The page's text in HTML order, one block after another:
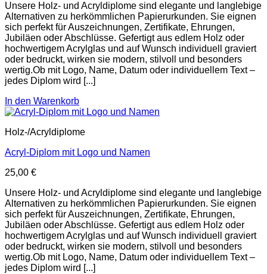
Unsere Holz- und Acryldiplome sind elegante und langlebige
Alternativen zu herkömmlichen Papierurkunden. Sie eignen
sich perfekt für Auszeichnungen, Zertifikate, Ehrungen,
Jubiläen oder Abschlüsse. Gefertigt aus edlem Holz oder
hochwertigem Acrylglas und auf Wunsch individuell graviert
oder bedruckt, wirken sie modern, stilvoll und besonders
wertig.Ob mit Logo, Name, Datum oder individuellem Text –
jedes Diplom wird [...]
In den Warenkorb
Holz-/Acryldiplome
Acryl-Diplom mit Logo und Namen
25,00 €
Unsere Holz- und Acryldiplome sind elegante und langlebige
Alternativen zu herkömmlichen Papierurkunden. Sie eignen
sich perfekt für Auszeichnungen, Zertifikate, Ehrungen,
Jubiläen oder Abschlüsse. Gefertigt aus edlem Holz oder
hochwertigem Acrylglas und auf Wunsch individuell graviert
oder bedruckt, wirken sie modern, stilvoll und besonders
wertig.Ob mit Logo, Name, Datum oder individuellem Text –
jedes Diplom wird [...]